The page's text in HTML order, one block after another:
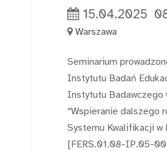
15.04.2025
Warszawa
Seminarium
Instytutu Badań
Instytutu Badawczego
“Wspieranie dalszego
Systemu Kwalifikacji w
[FERS.01.08-IP.05-